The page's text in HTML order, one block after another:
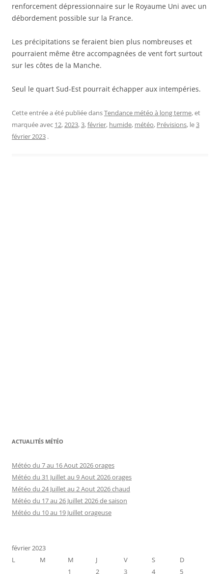
renforcement dépressionnaire sur le Royaume Uni avec un
débordement possible sur la France.
Les précipitations se feraient bien plus nombreuses et
pourraient même être accompagnées de vent fort surtout
sur les côtes de la Manche.
Seul le quart Sud-Est pourrait échapper aux intempéries.
Cette entrée a été publiée dansTendance météo à long terme, et
marquée avec 12,2023,3,février, humide, météo, Prévisions, le3
février 2023 .
ACTUALITÉS MÉTÉO
Météo du 7 au 16 Aout 2026 orages
Météo du 31 Juillet au 9 Aout 2026 orages
Météo du 24 Juillet au 2 Aout 2026 chaud
Météo du 17 au 26 Juillet 2026 de saison
Météo du 10 au 19 Juillet orageuse
février 2023
L
M M J V S
D
1
2 3 4 5